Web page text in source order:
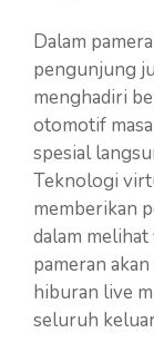
Dalam
pengunjung
menghadiri
otomotif
spesial
Teknologi
memberikan
dalam
pameran
hiburan live
seluruh